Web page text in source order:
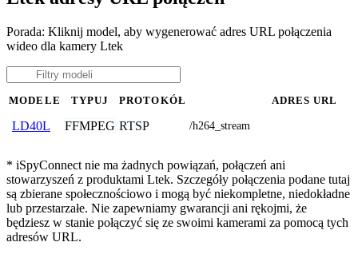
Porada: Kliknij model, aby wygenerować adres URL połączenia
wideo dla kamery Ltek
MODELE TYPUJ PROTOKÓŁ ADRES URL
LD40L FFMPEG RTSP /h264_stream
* iSpyConnect nie ma żadnych powiązań, połączeń ani
stowarzyszeń z produktami Ltek. Szczegóły połączenia podane tutaj
są zbierane społecznościowo i mogą być niekompletne, niedokładne
lub przestarzałe. Nie zapewniamy gwarancji ani rękojmi, że
będziesz w stanie połączyć się ze swoimi kamerami za pomocą tych
adresów URL.